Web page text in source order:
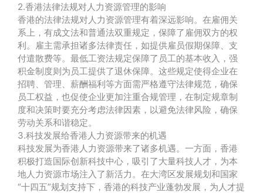
2.香港法律法规对人力资源管理的影响
香港的法律法规对人力资源管理有着深远影响。在雇佣关
系上，有成文法和普通法双重规定，保障了雇佣双方的权
利。雇主需承担诸多法律责任，如提供雇员假期保障、支
付遣散费等。最低工资法规定保障了员工的基本收入，强
积金制度则为员工提供了退休保障。这些规定使得企业在
招聘、管理、薪酬福利等方面需严格遵守法律规范，确保
员工权益，也促使企业更加注重合规管理，在制定规章制
度和决策时要充分考虑法律因素，以避免法律风险，确保
劳动关系和谐稳定。
3.科技发展给香港人力资源带来的机遇
科技发展为香港人力资源带来了诸多机遇。一方面，香港
积极打造国际创新科技中心，吸引了大量科技人才，为本
地人力资源市场注入了新活力。在大湾区发展规划和国家
“十四五”规划支持下，香港的科技产业蓬勃发展，为人才提